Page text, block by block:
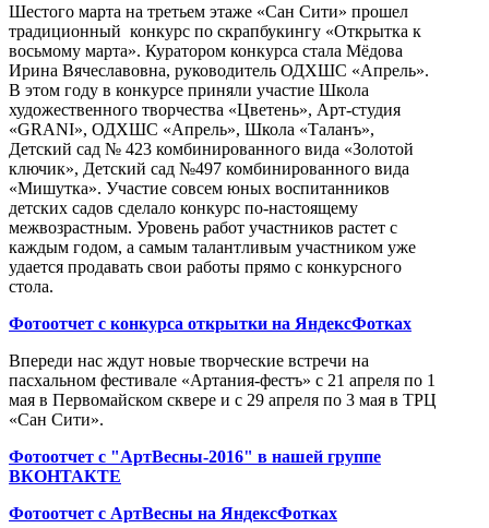
Шестого марта на третьем этаже «Сан Сити» прошел
традиционный конкурс по скрапбукингу «Открытка к
восьмому марта». Куратором конкурса стала Мёдова
Ирина Вячеславовна, руководитель ОДХШС «Апрель».
В этом году в конкурсе приняли участие Школа
художественного творчества «Цветень», Арт-студия
«GRANI», ОДХШС «Апрель», Школа «Таланъ»,
Детский сад № 423 комбинированного вида «Золотой
ключик», Детский сад №497 комбинированного вида
«Мишутка». Участие совсем юных воспитанников
детских садов сделало конкурс по-настоящему
межвозрастным. Уровень работ участников растет с
каждым годом, а самым талантливым участником уже
удается продавать свои работы прямо с конкурсного
стола.
Фотоотчет с конкурса открытки на ЯндексФотках
Впереди нас ждут новые творческие встречи на
пасхальном фестивале «Артания-фестъ» с 21 апреля по 1
мая в Первомайском сквере и с 29 апреля по 3 мая в ТРЦ
«Сан Сити».
Фотоотчет с "АртВесны-2016" в нашей группе
ВКОНТАКТЕ
Фотоотчет с АртВесны на ЯндексФотках